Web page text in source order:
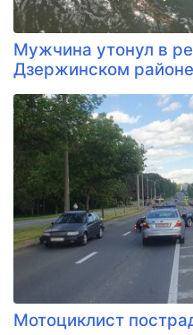
Мужчина утонул в
Дзержинском районе
Мотоциклист